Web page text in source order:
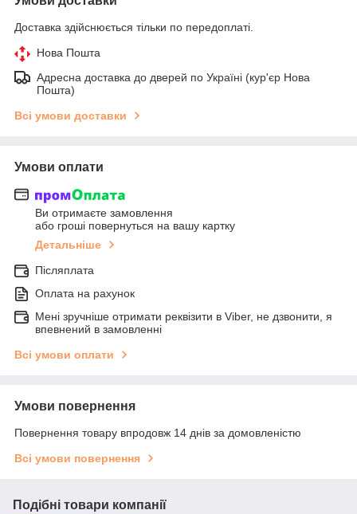
Доставка здійснюється тільки по передоплаті.
Нова Пошта
Адресна доставка до дверей по Україні (кур'єр Нова
Пошта)
Всі умови доставки
Умови оплати
Ви отримаєте замовлення
або гроші повернуться на вашу картку
Детальніше
Післяплата
Оплата на рахунок
Мені зручніше отримати реквізити в Viber, не дзвонити, я
впевнений в замовленні
Всі умови оплати
Умови повернення
Повернення товару впродовж 14 днів за домовленістю
Всі умови повернення
Подібні товари компанії